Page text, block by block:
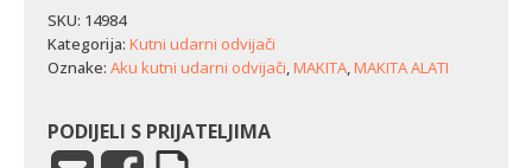
odvijač
Makita
TL064DZ
SKU: 14984
Kategorija: Kutni udarni odvijači
Oznake: Aku kutni udarni odvijači,MAKITA,MAKITA ALATI
PODIJELI S PRIJATELJIMA